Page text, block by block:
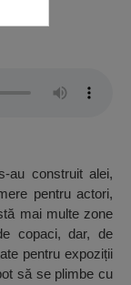
au construit alei,
pentru actori,
mai multe zone
copaci, dar, de
pentru expoziții
să se plimbe cu